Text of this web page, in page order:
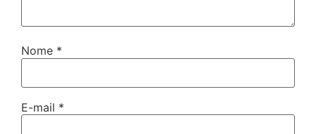
Nome *
E-mail *